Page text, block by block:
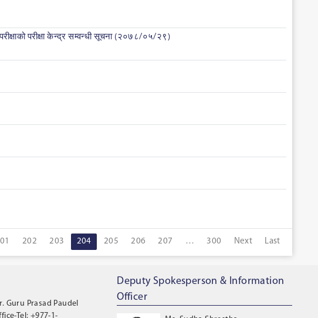
परीक्षा केन्द्र सम्वन्धी सूचना (२०७८/०५/२९)
202 203 204 205 206 207 … 300 Next Last
Guru Prasad Paudel
Tel: +977-1-
Deputy Spokesperson & Information
Officer